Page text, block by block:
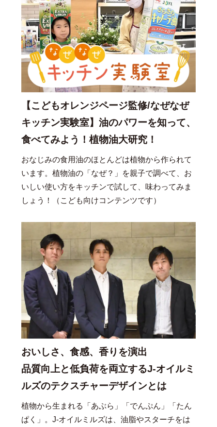
【こどもオレンジページ監修/なぜなぜ
キッチン実験室】油のパワーを知って、
食べてみよう！植物油大研究！
おなじみの食用油のほとんどは植物から作られて
います。植物油の「なぜ？」を親子で調べて、お
いしい使い方をキッチンで試して、味わってみま
しょう！（こども向けコンテンツです）
おいしさ、食感、香りを演出
品質向上と低負荷を両立するJ-オイルミ
ルズのテクスチャーデザインとは
植物から生まれる「あぶら」「でんぷん」「たん
ぱく」。J-オイルミルズは、油脂やスターチをは